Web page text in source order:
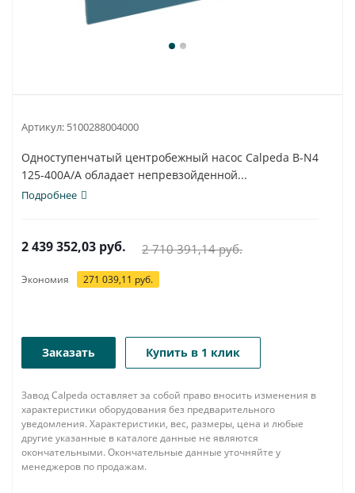
Артикул: 5100288004000
Одноступенчатый центробежный насос Calpeda B-N4
125-400A/A обладает непревзойденной...
Подробнее
2 439 352,03 руб. 2 710 391,14руб.
Экономия 271 039,11 руб.
Заказать Купить в 1 клик
Завод Calpeda оставляет за собой право вносить изменения в
характеристики оборудования без предварительного
уведомления. Характеристики, вес, размеры, цена и любые
другие указанные в каталоге данные не являются
окончательными. Окончательные данные уточняйте у
менеджеров по продажам.